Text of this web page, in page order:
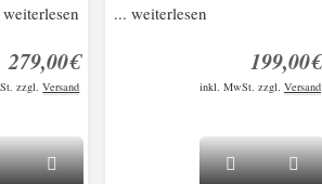
279,00€
zzgl.Versand
... weiterlesen
199,00€
inkl. MwSt. zzgl. Versand